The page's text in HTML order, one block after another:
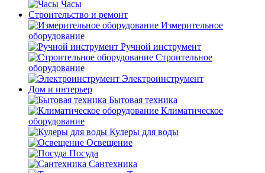
Часы
Строительство и ремонт
Измерительное
оборудование
Ручной инструмент
Строительное
оборудование
Электроинструмент
Дом и интерьер
Бытовая техника
Климатическое
оборудование
Кулеры для воды
Освещение
Посуда
Сантехника